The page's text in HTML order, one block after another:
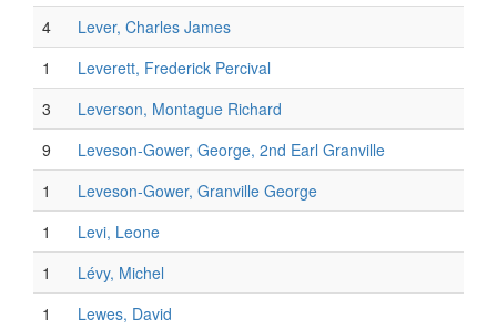
4
Lever, Charles James
1
Leverett, Frederick Percival
3
Leverson, Montague Richard
9
Leveson-Gower, George, 2nd Earl Granville
1
Leveson-Gower, Granville George
1
Levi, Leone
1
Lévy, Michel
1
Lewes, David